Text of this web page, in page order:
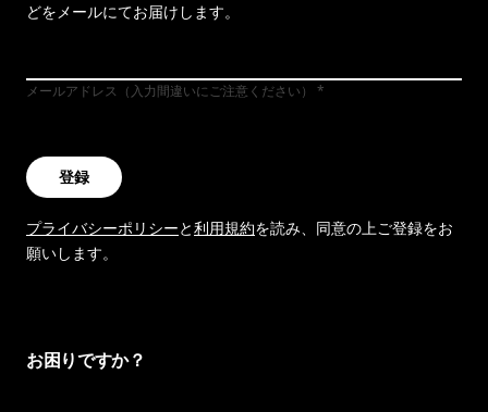
どをメールにてお届けします。
メールアドレス（入力間違いにご注意ください）
登録
プライバシーポリシーと利用規約を読み、同意の上ご登録をお
願いします。
お困りですか？